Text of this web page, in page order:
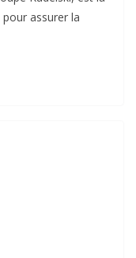
assurer la